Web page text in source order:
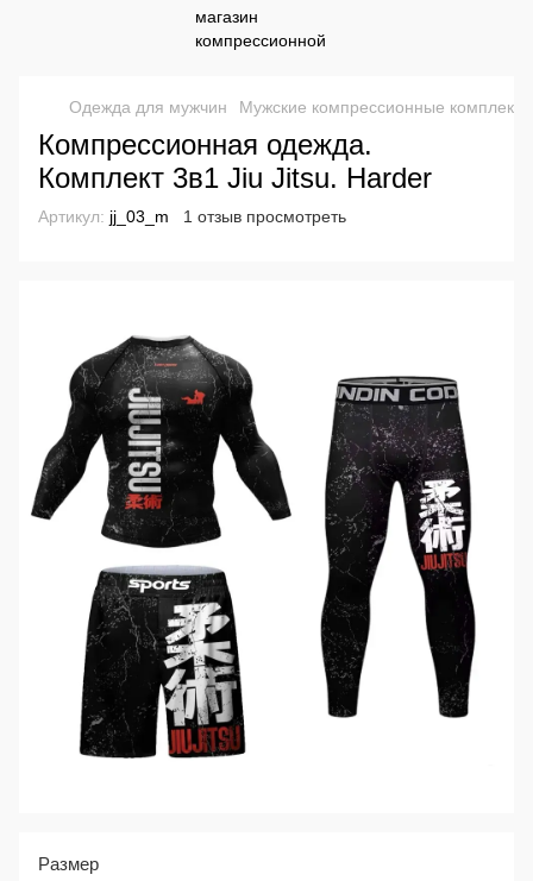
Одежда для мужчин Мужские компрессионные комплекты
Компрессионная одежда.
Комплект 3в1 Jiu Jitsu. Harder
Артикул: jj_03_m 1 отзыв просмотреть
Размер